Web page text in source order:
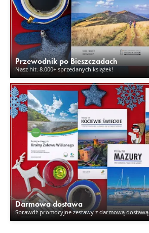
Przewodnik po Bieszczadach
Nasz hit. 8.000+ sprzedanych książek!
Darmowa dostawa
Sprawdź promocyjne zestawy z darmową dostawą